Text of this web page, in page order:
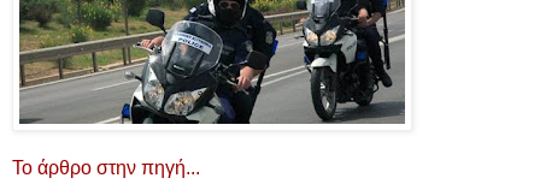
Το άρθρο στην πηγή...